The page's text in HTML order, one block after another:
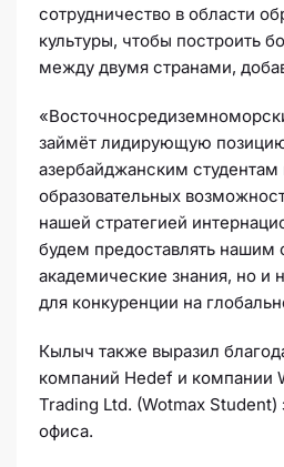
сотрудничество в области
культуры, чтобы построить
между двумя странами,
займёт лидирующую
азербайджанским
образовательных
нашей стратегией
будем предоставлять нашим
академические знания, но и
для конкуренции на
Кылыч также выразил
компаний Hedef и компании
Trading Ltd. (Wotmax Student)
офиса.